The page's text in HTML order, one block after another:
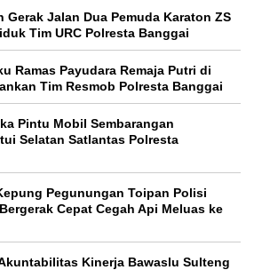
Gerak Jalan Dua Pemuda Karaton ZS
Tim URC Polresta Banggai
Ramas Payudara Remaja Putri di
Tim Resmob Polresta Banggai
Pintu Mobil Sembarangan
Selatan Satlantas Polresta
Pegunungan Toipan Polisi
Cepat Cegah Api Meluas ke
Kinerja Bawaslu Sulteng